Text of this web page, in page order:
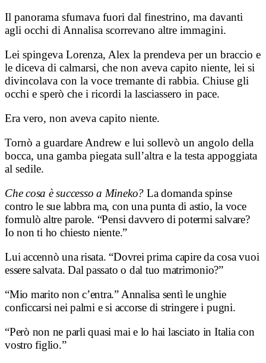
Il panorama sfumava fuori dal finestrino, ma davanti
agli occhi di Annalisa scorrevano altre immagini.
Lei spingeva Lorenza, Alex la prendeva per un braccio e
le diceva di calmarsi, che non aveva capito niente, lei si
divincolava con la voce tremante di rabbia. Chiuse gli
occhi e sperò che i ricordi la lasciassero in pace.
Era vero, non aveva capito niente.
Tornò a guardare Andrew e lui sollevò un angolo della
bocca, una gamba piegata sull’altra e la testa appoggiata
al sedile.
Che cosa è successo a Mineko? La domanda spinse
contro le sue labbra ma, con una punta di astio, la voce
formulò altre parole. “Pensi davvero di potermi salvare?
Io non ti ho chiesto niente.”
Lui accennò una risata. “Dovrei prima capire da cosa vuoi
essere salvata. Dal passato o dal tuo matrimonio?”
“Mio marito non c’entra.” Annalisa sentì le unghie
conficcarsi nei palmi e si accorse di stringere i pugni.
“Però non ne parli quasi mai e lo hai lasciato in Italia con
vostro figlio.”